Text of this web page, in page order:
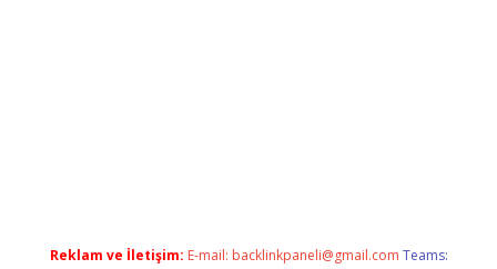
Reklam ve İletişim: E-mail: backlinkpaneli@gmail.com Teams: